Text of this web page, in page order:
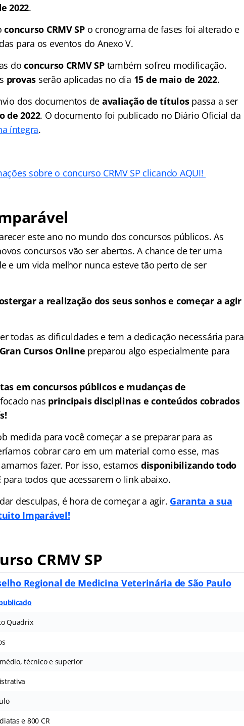
2022.
concurso CRMV SPo cronograma de fases foi alterado e
para os eventos do Anexo V.
doconcurso CRMV SPtambém sofreu modificação.
provas serão aplicadas no dia 15 de maio de 2022.
dos documentos de avaliação de títulospassa a ser
de 2022. O documento foi publicado no Diário Oficial da
íntegra.
sobre o concurso CRMV SP clicando AQUI!
este ano no mundo dos concursos públicos. As
concursos vão ser abertos. A chance de ter uma
e um vida melhor nunca esteve tão perto de ser
a realização dos seus sonhos e começar a agir
todas as dificuldades e tem a dedicação necessária para
Gran Cursos Online preparou algo especialmente para
em concursos públicos e mudanças de
nas principais disciplinas e conteúdos cobrados
medida para você começar a se preparar para as
cobrar caro em um material como esse, mas
fazer. Por isso, estamos disponibilizando todo
para todos que acessarem o link abaixo.
desculpas, é hora de começar a agir. Garanta a sua
Imparável!
CRMV SP
Regional de Medicina Veterinária de São Paulo
Quadrix
técnico e superior
e 800 CR